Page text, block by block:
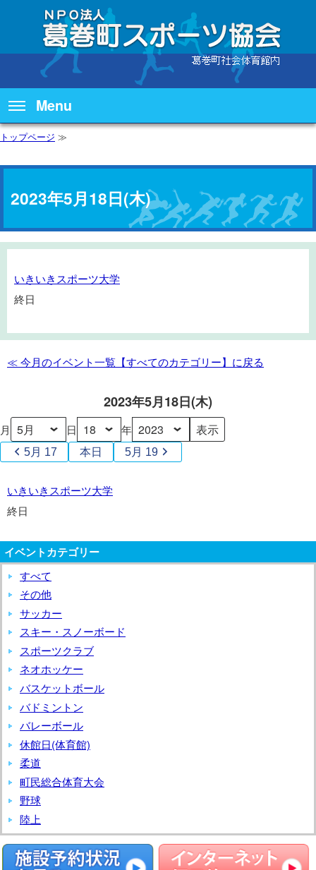
Menu
トップページ ≫
2023年5月18日(木)
い
き
い
ス
ポ
学
いきいきスポーツ大学
終日
≪ 今月のイベント一覧【すべてのカテゴリー】に戻る
2023年5月18日(木)
月 日 年
5月 17 本日 5月 19
い
き
い
ス
ポ
学
いきいきスポーツ大学
終日
イベントカテゴリー
すべて
その他
サッカー
スキー・スノーボード
スポーツクラブ
ネオホッケー
バスケットボール
バドミントン
バレーボール
休館日(体育館)
柔道
町民総合体育大会
野球
陸上